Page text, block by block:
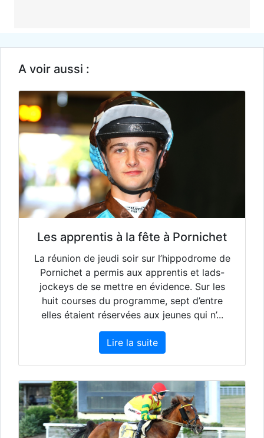
A voir aussi :
Les apprentis à la fête à Pornichet
La réunion de jeudi soir sur l’hippodrome de
Pornichet a permis aux apprentis et lads-
jockeys de se mettre en évidence. Sur les
huit courses du programme, sept d’entre
elles étaient réservées aux jeunes qui n’...
Lire la suite